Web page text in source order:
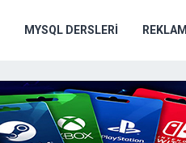
MYSQL DERSLERI REKLAM